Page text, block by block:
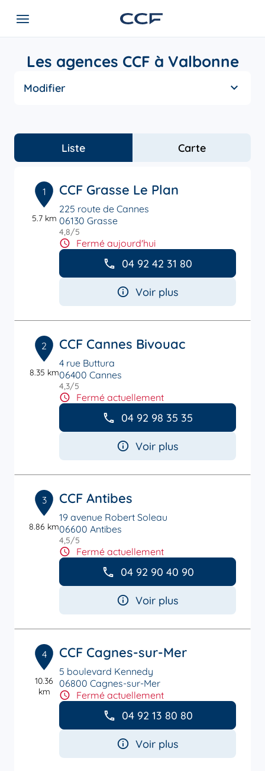
Les agences CCF à Valbonne
Modifier
Liste Carte
1
5.7 km
CCF Grasse Le Plan
225 route de Cannes
06130 Grasse
4,8/5
Fermé aujourd'hui
04 92 42 31 80
Voir plus
2
8.35 km
CCF Cannes Bivouac
4 rue Buttura
06400 Cannes
4,3/5
Fermé actuellement
04 92 98 35 35
Voir plus
3
8.86 km
CCF Antibes
19 avenue Robert Soleau
06600 Antibes
4,5/5
Fermé actuellement
04 92 90 40 90
Voir plus
4
10.36
km
CCF Cagnes-sur-Mer
5 boulevard Kennedy
06800 Cagnes-sur-Mer
Fermé actuellement
04 92 13 80 80
Voir plus